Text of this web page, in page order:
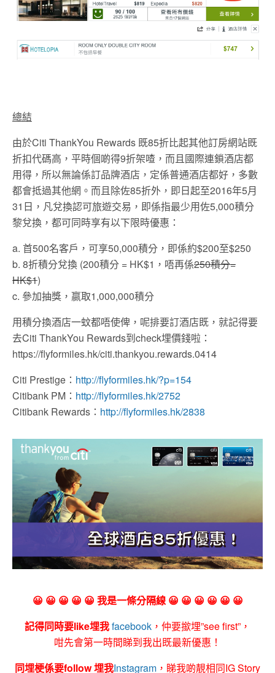
總結
由於Citi ThankYou Rewards 既85折比起其他訂房網站既
折扣代碼高，平時個啲得9折架喳，而且國際連鎖酒店都
用得，所以無論係訂品牌酒店，定係普通酒店都好，多數
都會抵過其他網。而且除佐85折外，即日起至2016年5月
31日，凡兌換認可旅遊交易，即係指最少用佐5,000積分
黎兌換，都可同時享有以下限時優惠：
a. 首500名客戶，可享50,000積分，即係約$200至$250
b. 8折積分兌換 (200積分 = HK$1，唔再係250積分=
HK$1)
c. 參加抽獎，嬴取1,000,000積分
用積分換酒店一蚊都唔使俾，呢排要訂酒店既，就記得要
去Citi ThankYou Rewards到check埋價錢啦：
https://flyformiles.hk/citi.thankyou.rewards.0414
Citi Prestige： http://flyformiles.hk/?p=154
Citibank PM： http://flyformiles.hk/2752
Citibank Rewards： http://flyformiles.hk/2838
😀 😀 😀 😀 😀 我是一條分隔線 😀 😀 😀 😀 😀 😀
記得同時要like埋我facebook ，仲要撳埋”see first”，
咁先會第一時間睇到我出既最新優惠！
同埋梗係要follow 埋我Instagram ，睇我啲靚相同IG Story